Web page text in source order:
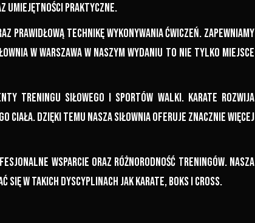
umiejętności praktyczne.
prawidłową technikę wykonywania ćwiczeń. Zapewniamy
w Warszawa w naszym wydaniu to nie tylko miejsce
treningu siłowego i sportów walki. Karate rozwija
Dzięki temu nasza siłownia oferuje znacznie więcej
wsparcie oraz różnorodność treningów. Nasza
się w takich dyscyplinach jak karate, boks i cross.